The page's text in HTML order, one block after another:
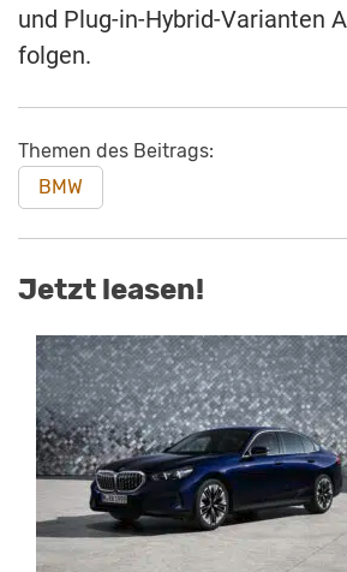
und Plug-in-Hybrid-Varianten
folgen.
Themen des Beitrags:
BMW
Jetzt leasen!